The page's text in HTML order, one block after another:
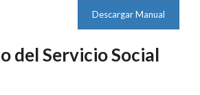
Descargar Manual
del Servicio Social